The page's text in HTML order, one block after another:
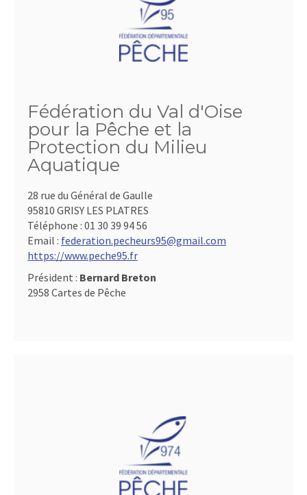
Fédération du Val d'Oise
pour la Pêche et la
Protection du Milieu
Aquatique
28 rue du Général de Gaulle
95810 GRISY LES PLATRES
Téléphone : 01 30 39 94 56
Email : federation.pecheurs95@gmail.com
https://www.peche95.fr
Président : Bernard Breton
2958 Cartes de Pêche